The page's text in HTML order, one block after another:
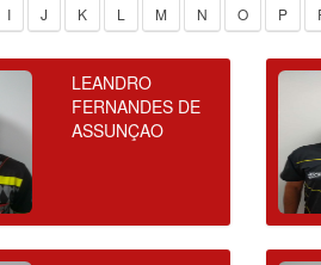
I J K L M N O P
LEANDRO
FERNANDES DE
ASSUNÇAO